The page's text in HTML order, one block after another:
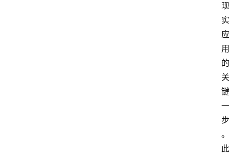
现
实
应
用
的
关
键
一
步
。
此